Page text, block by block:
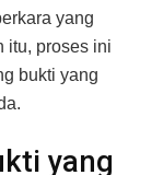
yang
itu, proses ini
bukti yang
yang